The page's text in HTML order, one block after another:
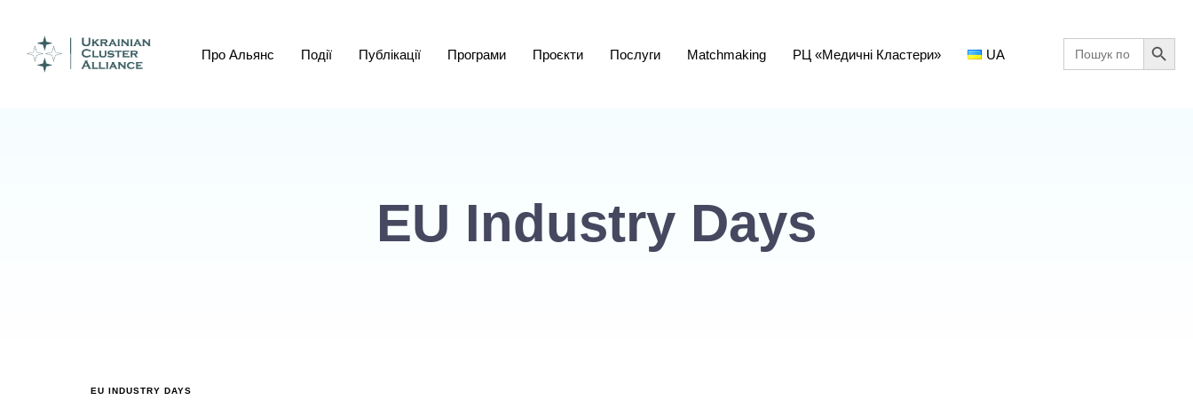
Про Альянс Події Публікації Програми Проєкти Послуги Matchmaking РЦ «Медичні Кластери» UA
Search
for:
Search Button
EU Industry Days
EU INDUSTRY DAYS